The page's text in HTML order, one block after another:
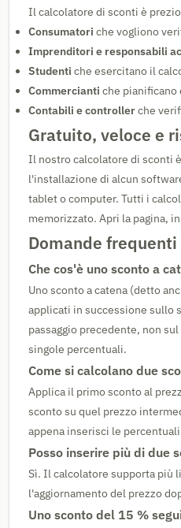
Il calcolatore di sconti è
Consumatori che vogliono
Imprenditori e responsabili
Studenti che esercitano il
Commercianti che pianificano
Contabili e controllerche
Gratuito, veloce e
Il nostro calcolatore di sconti
l'installazione di alcun
tablet o computer. Tutti i
memorizzato. Apri la pagina,
Domande frequenti
Che cos'è uno sconto a
Uno sconto a catena (detto
applicati in successione sullo
passaggio precedente, non
singole percentuali.
Come si calcolano due
Applica il primo sconto al
sconto su quel prezzo
appena inserisci le
Posso inserire più di due
Sì. Il calcolatore supporta più
l'aggiornamento del prezzo
Uno sconto del 15 %